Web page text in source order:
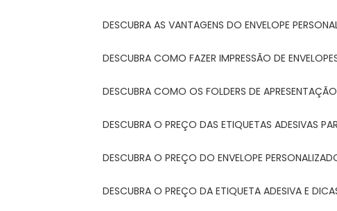
DESCUBRA AS VANTAGENS DO ENVELOPE
DESCUBRA COMO FAZER IMPRESSÃO DE
DESCUBRA COMO OS FOLDERS DE
DESCUBRA O PREÇO DAS ETIQUETAS ADESIVAS
DESCUBRA O PREÇO DO ENVELOPE
DESCUBRA O PREÇO DA ETIQUETA ADESIVA E